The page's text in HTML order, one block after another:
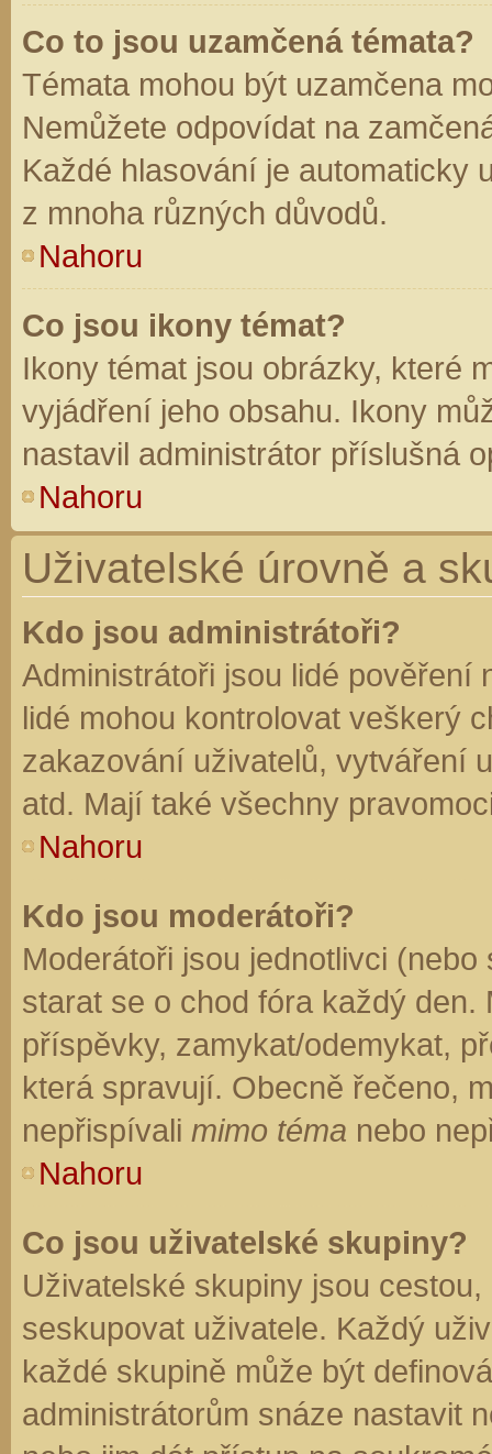
Co to jsou uzamčená témata?
Témata mohou být uzamčena
Nemůžete odpovídat na
Každé hlasování je automaticky
z mnoha různých důvodů.
Nahoru
Co jsou ikony témat?
Ikony témat jsou obrázky, které
vyjádření jeho obsahu. Ikony
nastavil administrátor příslušná
Nahoru
Uživatelské úrovně a
Kdo jsou administrátoři?
Administrátoři jsou lidé pověření
lidé mohou kontrolovat veškerý
zakazování uživatelů, vytváření
atd. Mají také všechny
Nahoru
Kdo jsou moderátoři?
Moderátoři jsou jednotlivci
starat se o chod fóra každý
příspěvky, zamykat/odemykat,
která spravují. Obecně řečeno,
nepřispívali mimo téma nebo
Nahoru
Co jsou uživatelské skupiny?
Uživatelské skupiny jsou
seskupovat uživatele. Každý
každé skupině může být
administrátorům snáze nastavit